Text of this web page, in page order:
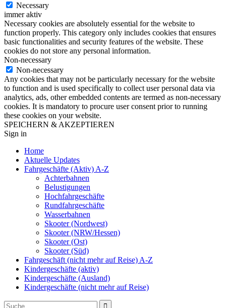
Necessary
immer aktiv
Necessary cookies are absolutely essential for the website to
function properly. This category only includes cookies that ensures
basic functionalities and security features of the website. These
cookies do not store any personal information.
Non-necessary
Non-necessary
Any cookies that may not be particularly necessary for the website
to function and is used specifically to collect user personal data via
analytics, ads, other embedded contents are termed as non-necessary
cookies. It is mandatory to procure user consent prior to running
these cookies on your website.
SPEICHERN & AKZEPTIEREN
Sign in
Home
Aktuelle Updates
Fahrgeschäfte (Aktiv) A-Z
Achterbahnen
Belustigungen
Hochfahrgeschäfte
Rundfahrgeschäfte
Wasserbahnen
Skooter (Nordwest)
Skooter (NRW/Hessen)
Skooter (Ost)
Skooter (Süd)
Fahrgeschäft (nicht mehr auf Reise) A-Z
Kindergeschäfte (aktiv)
Kindergeschäfte (Ausland)
Kindergeschäfte (nicht mehr auf Reise)